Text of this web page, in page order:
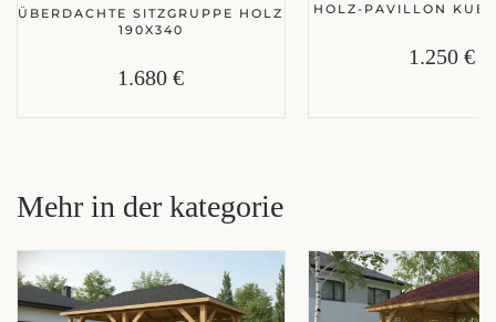
ÜBERDACHTE SITZGRUPPE HOLZ
190X340
1.680 €
HOLZ-PAVILLON
1.250 €
Mehr in der kategorie